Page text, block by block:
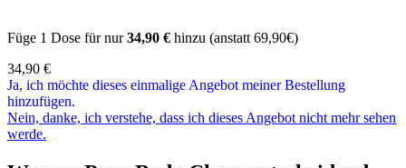
Füge 1 Dose für nur34,90 € hinzu (anstatt 69,90€)
34,90 €
Ja, ich möchte dieses einmalige Angebot meiner Bestellung
hinzufügen.
Nein, danke, ich verstehe, dass ich dieses Angebot nicht mehr sehen
werde.